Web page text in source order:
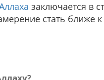
заключается в
стать ближе